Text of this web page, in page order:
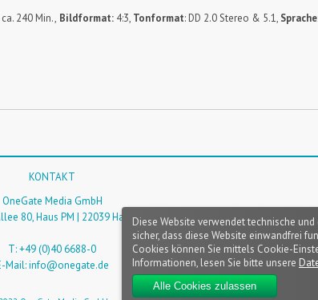
ca. 240 Min., Bildformat: 4:3, Tonformat: DD 2.0 Stereo & 5.1,
KONTAKT
OneGate Media GmbH
80, Haus PM | 22039 Hamburg
T: +49 (0)40 6688-0
Mail:info@onegate.de
Diese Website verwendet technische
sicher, dass diese Website einwandfrei
Cookies können Sie mittels Cookie-
Informationen, lesen Sie bitte unsere
Alle Cookies zulassen